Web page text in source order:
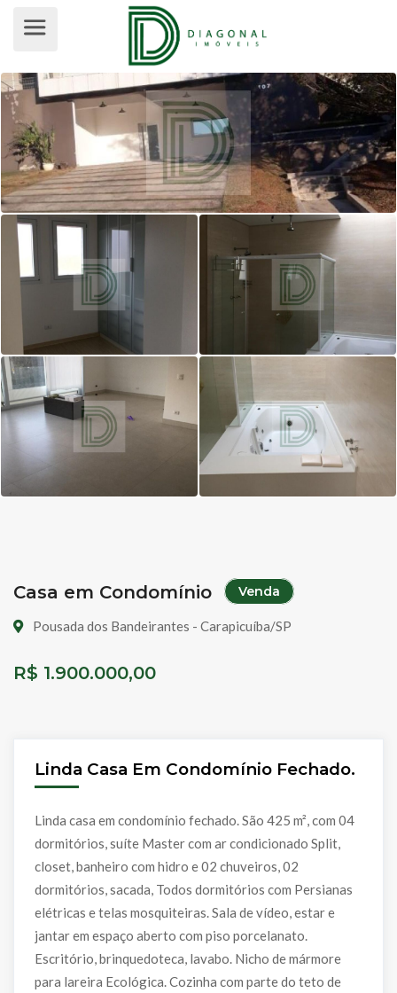
CASA EM CONDOMÍNIO PARA
Casa em Condomínio Venda
Pousada dos Bandeirantes - Carapicuíba/SP
R$ 1.900.000,00
Linda Casa Em Condomínio Fechado.
Linda casa em condomínio fechado. São 425 m², com 04
dormitórios, suíte Master com ar condicionado Split,
closet, banheiro com hidro e 02 chuveiros, 02
dormitórios, sacada, Todos dormitórios com Persianas
elétricas e telas mosquiteiras. Sala de vídeo, estar e
jantar em espaço aberto com piso porcelanato.
Escritório, brinquedoteca, lavabo. Nicho de mármore
para lareira Ecológica. Cozinha com parte do teto de